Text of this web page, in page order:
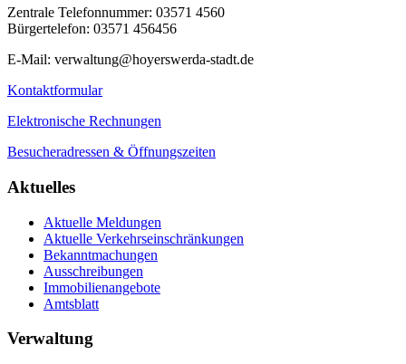
Zentrale Telefonnummer: 03571 4560
Bürgertelefon: 03571 456456
E-Mail: verwaltung@hoyerswerda-stadt.de
Kontaktformular
Elektronische Rechnungen
Besucheradressen & Öffnungszeiten
Aktuelles
Aktuelle Meldungen
Aktuelle Verkehrseinschränkungen
Bekanntmachungen
Ausschreibungen
Immobilienangebote
Amtsblatt
Verwaltung